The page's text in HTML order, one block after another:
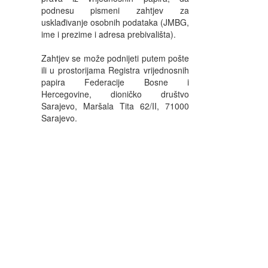
podnesu pismeni zahtjev za
usklađivanje osobnih podataka (JMBG,
ime i prezime i adresa prebivališta).
Zahtjev se može podnijeti putem pošte
ili u prostorijama Registra vrijednosnih
papira Federacije Bosne i
Hercegovine, dioničko društvo
Sarajevo, Maršala Tita 62/II, 71000
Sarajevo.